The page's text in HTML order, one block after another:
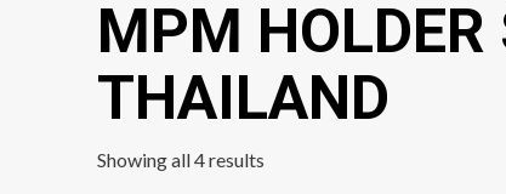
MPM HOLDER
THAILAND
Showing all 4 results